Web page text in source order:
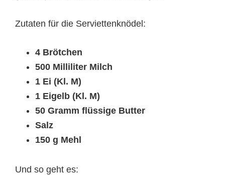
Zutaten für die Serviettenknödel:
4 Brötchen
500 Milliliter Milch
1 Ei (Kl. M)
1 Eigelb (Kl. M)
50 Gramm flüssige Butter
Salz
150 g Mehl
Und so geht es: